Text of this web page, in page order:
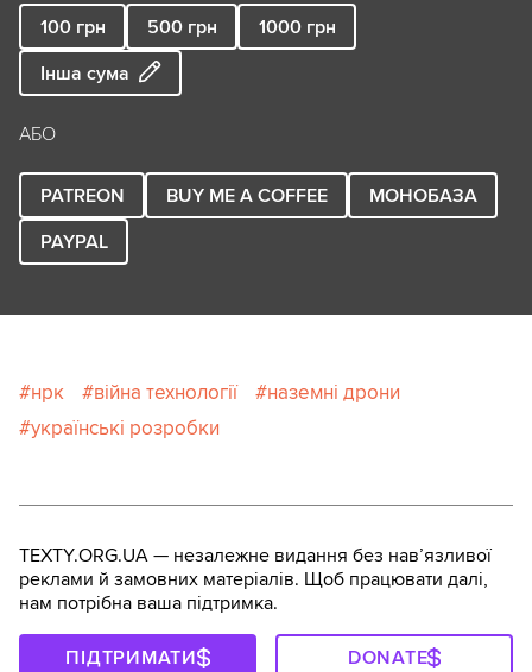
100 грн 500 грн 1000 грн
Інша сума
АБО
PATREON BUY ME A COFFEE
МОНОБАЗА
PAYPAL
нрк війна технології
наземні дрони
українські розробки
TEXTY.ORG.UA — незалежне видання без навʼязливої
реклами й замовних матеріалів. Щоб працювати далі,
нам потрібна ваша підтримка.
ПІДТРИМАТИ DONATE